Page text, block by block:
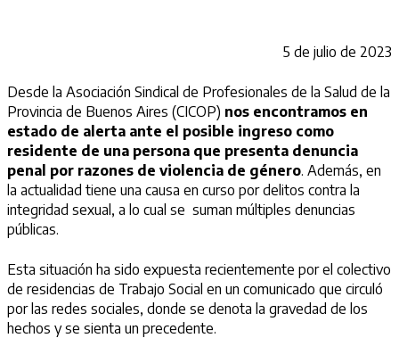
5 de julio de 2023
Desde la Asociación Sindical de Profesionales de la Salud de la
Provincia de Buenos Aires (CICOP) nos encontramos en
estado de alerta ante el posible ingreso como
residente de una persona que presenta denuncia
penal por razones de violencia de género. Además, en
la actualidad tiene una causa en curso por delitos contra la
integridad sexual, a lo cual se suman múltiples denuncias
públicas.
Esta situación ha sido expuesta recientemente por el colectivo
de residencias de Trabajo Social en un comunicado que circuló
por las redes sociales, donde se denota la gravedad de los
hechos y se sienta un precedente.